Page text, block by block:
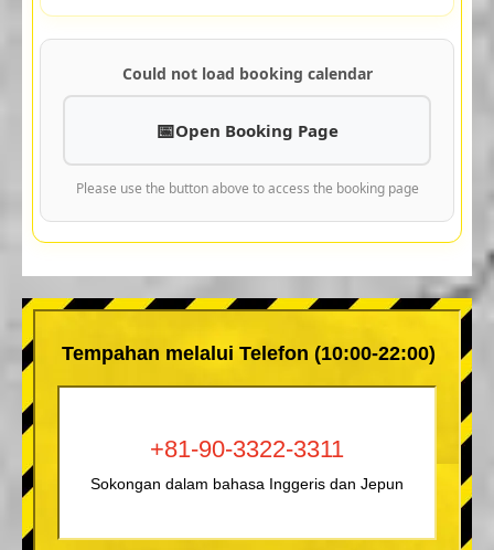
Could not load booking calendar
Open Booking Page
Please use the button above to access the booking page
Tempahan melalui Telefon (10:00-22:00)
+81-90-3322-3311
Sokongan dalam bahasa Inggeris dan Jepun